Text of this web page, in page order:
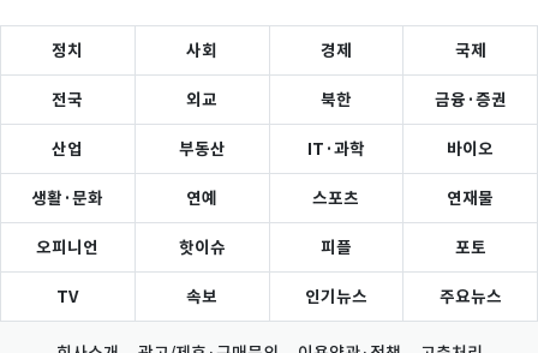
정치 사회 경제 국제
전국 외교 북한 금융·증권
산업 부동산 IT·과학 바이오
생활·문화 연예 스포츠 연재물
오피니언 핫이슈 피플 포토
TV 속보 인기뉴스 주요뉴스